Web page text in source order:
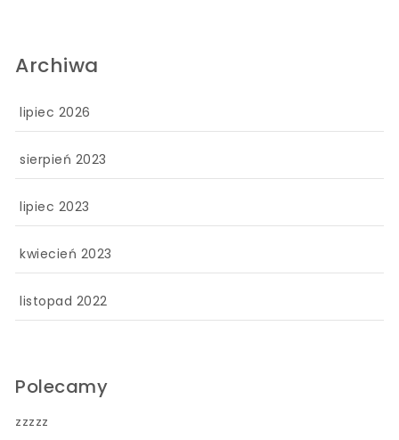
Archiwa
lipiec 2026
sierpień 2023
lipiec 2023
kwiecień 2023
listopad 2022
Polecamy
zzzzz